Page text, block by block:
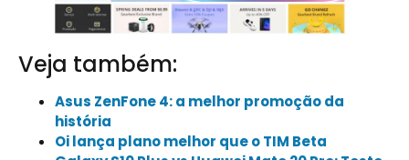
Veja também:
Asus ZenFone 4: a melhor promoção da
história
Oi lança plano melhor que o TIM Beta